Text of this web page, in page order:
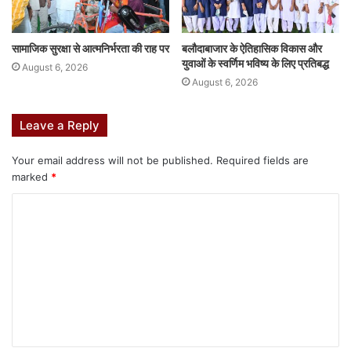
सामाजिक सुरक्षा से आत्मनिर्भरता की राह पर
August 6, 2026
बलौदाबाजार के ऐतिहासिक विकास और
युवाओं के स्वर्णिम भविष्य के लिए प्रतिबद्ध
August 6, 2026
Leave a Reply
Your email address will not be published. Required fields are
marked *